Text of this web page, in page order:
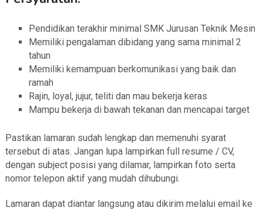
Pendidikan terakhir minimal SMK Jurusan Teknik Mesin
Memiliki pengalaman dibidang yang sama minimal 2
tahun
Memiliki kemampuan berkomunikasi yang baik dan
ramah
Rajin, loyal, jujur, teliti dan mau bekerja keras
Mampu bekerja di bawah tekanan dan mencapai target
Pastikan lamaran sudah lengkap dan memenuhi syarat
tersebut di atas. Jangan lupa lampirkan full resume / CV,
dengan subject posisi yang dilamar, lampirkan foto serta
nomor telepon aktif yang mudah dihubungi.
Lamaran dapat diantar langsung atau dikirim melalui email ke